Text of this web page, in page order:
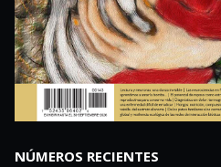
NÚMEROS RECIENTES